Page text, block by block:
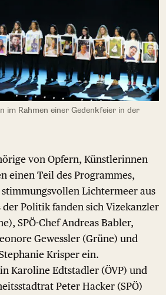
im Rahmen einer Gedenkfeier in der
von Opfern, Künstlerinnen
einen Teil des Programmes,
Lichtermeer aus
Politik fanden sich Vizekanzler
SPÖ-Chef Andreas Babler,
Gewessler (Grüne) und
Krisper ein.
Karoline Edtstadler (ÖVP) und
Peter Hacker (SPÖ)